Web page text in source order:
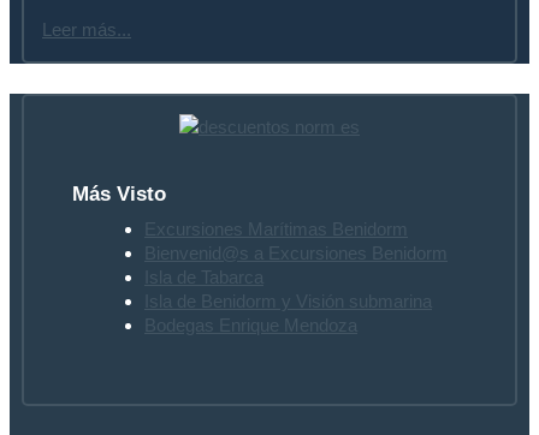
Leer más...
Más Visto
Excursiones Marítimas Benidorm
Bienvenid@s a Excursiones Benidorm
Isla de Tabarca
Isla de Benidorm y Visión submarina
Bodegas Enrique Mendoza